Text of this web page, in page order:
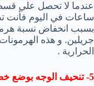
ساعات في اليوم فأنت
بسبب انخفاض نسبة
جريلين. و هذه
الحرارية .
5- تنحيف الوجه بوضع خطة للنظام الغذائي: